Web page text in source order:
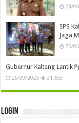
24/
SPS
Jaga
25/
Gubernur Kalteng Lantik
25/09/2023 31,663
Login